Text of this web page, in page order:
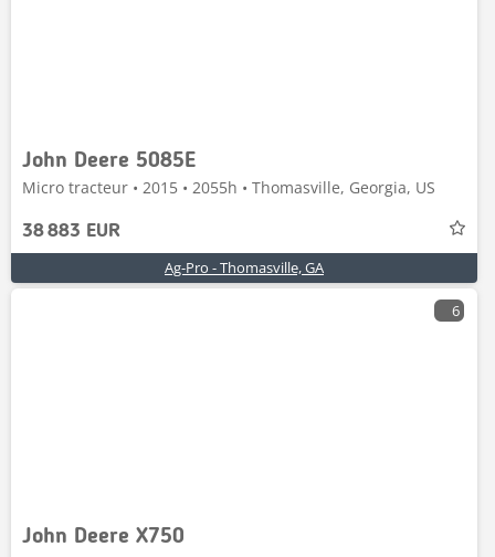
John Deere 5085E
Micro tracteur • 2015 • 2055h • Thomasville, Georgia, US
38 883 EUR
Ag-Pro - Thomasville, GA
6
John Deere X750